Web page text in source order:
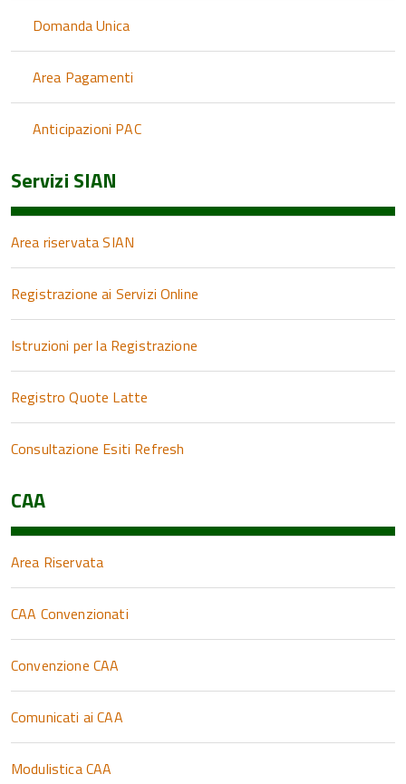
Domanda Unica
Area Pagamenti
Anticipazioni PAC
Servizi SIAN
Area riservata SIAN
Registrazione ai Servizi Online
Istruzioni per la Registrazione
Registro Quote Latte
Consultazione Esiti Refresh
CAA
Area Riservata
CAA Convenzionati
Convenzione CAA
Comunicati ai CAA
Modulistica CAA